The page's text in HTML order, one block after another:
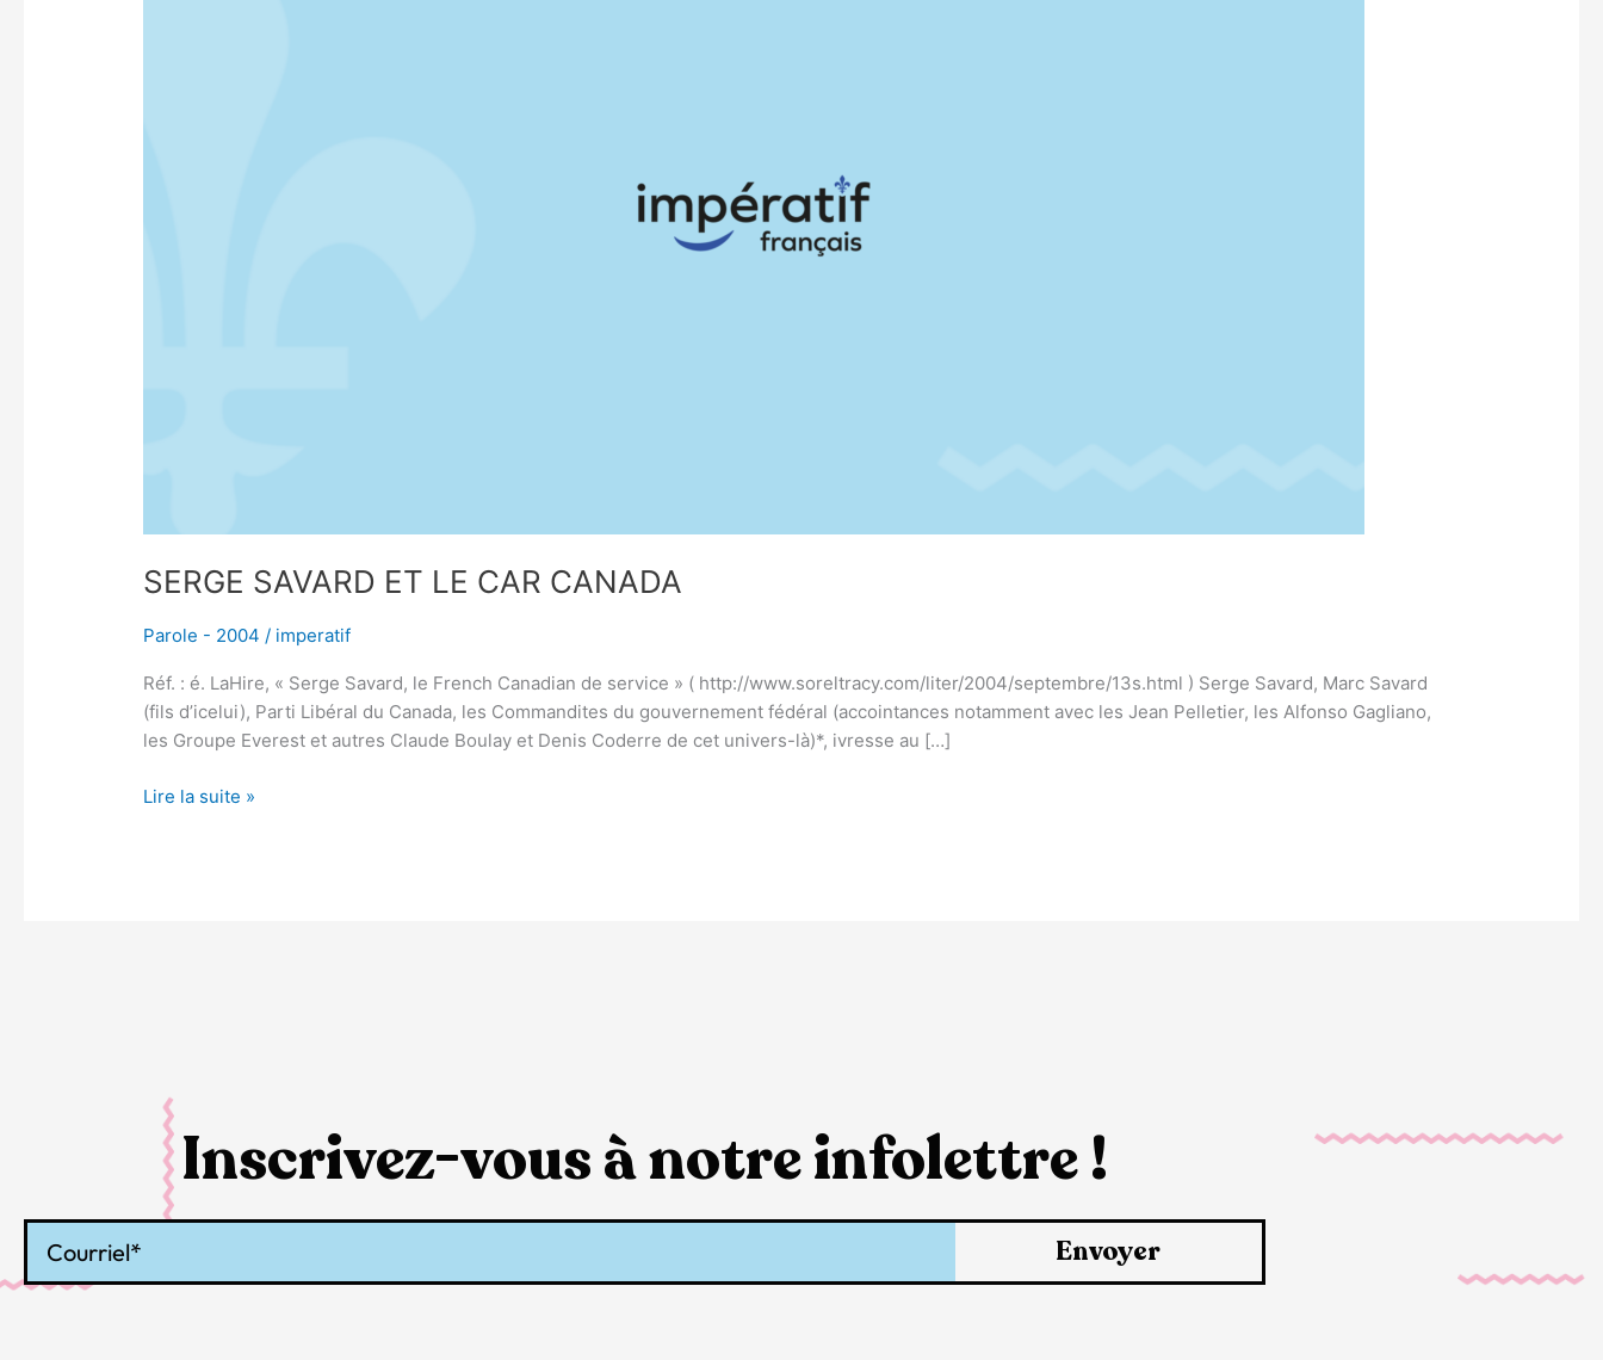
SERGE SAVARD ET LE CAR CANADA
Parole - 2004 / imperatif
Réf. : é. LaHire, « Serge Savard, le French Canadian de service » ( http://www.soreltracy.com/liter/2004/septembre/13s.html ) Serge Savard, Marc Savard
(fils d’icelui), Parti Libéral du Canada, les Commandites du gouvernement fédéral (accointances notamment avec les Jean Pelletier, les Alfonso Gagliano,
les Groupe Everest et autres Claude Boulay et Denis Coderre de cet univers-là)*, ivresse au […]
Lire la suite »
Inscrivez-vous à notre infolettre !
Envoyer